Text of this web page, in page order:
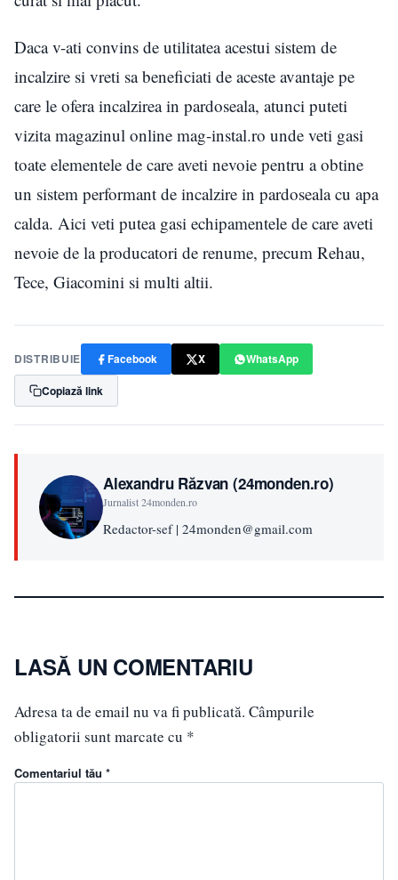
Daca v-ati convins de utilitatea acestui sistem de
incalzire si vreti sa beneficiati de aceste avantaje pe
care le ofera incalzirea in pardoseala, atunci puteti
vizita magazinul online mag-instal.ro unde veti gasi
toate elementele de care aveti nevoie pentru a obtine
un sistem performant de incalzire in pardoseala cu apa
calda. Aici veti putea gasi echipamentele de care aveti
nevoie de la producatori de renume, precum Rehau,
Tece, Giacomini si multi altii.
DISTRIBUIE Facebook X
WhatsApp
Copiază link
Alexandru Răzvan (24monden.ro)
Jurnalist 24monden.ro
Redactor-sef | 24monden@gmail.com
LASĂ UN COMENTARIU
Adresa ta de email nu va fi publicată. Câmpurile
obligatorii sunt marcate cu *
Comentariul tău *